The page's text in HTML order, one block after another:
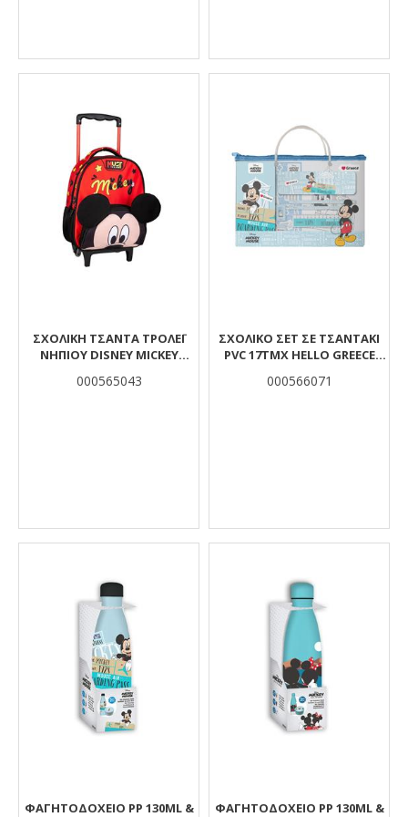
ΣΧΟΛΙΚΉ ΤΣΆΝΤΑ ΤΡΌΛΕΪ
ΝΗΠΊΟΥ DISNEY MICKEY
000565043
ΣΧΟΛΙΚΟ ΣΕΤ ΣΕ ΤΣΑΝΤΑΚΙ
PVC 17ΤΜΧ HELLO GREECE
000566071
ΦΑΓΗΤΟΔΟΧΕΙΟ PP 130ML &
ΦΑΓΗΤΟΔΟΧΕΙΟ PP 130ML &